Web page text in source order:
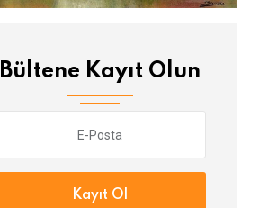
Bültene Kayıt Olun
Kayıt Ol